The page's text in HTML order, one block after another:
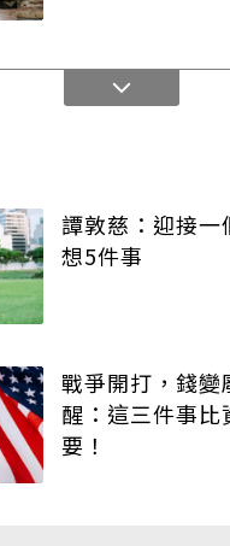
譚敦慈：迎接一
想5件事
戰爭開打，錢變
醒：這三件事比
要！